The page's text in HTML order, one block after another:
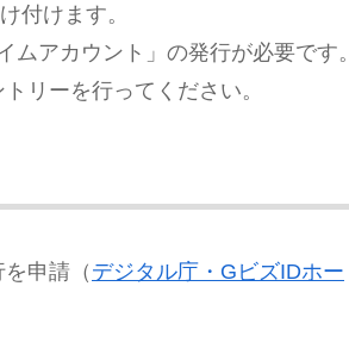
付けます。
アカウント」の発行が必要です。
リーを行ってください。
申請（ デジタル庁・GビズIDホー